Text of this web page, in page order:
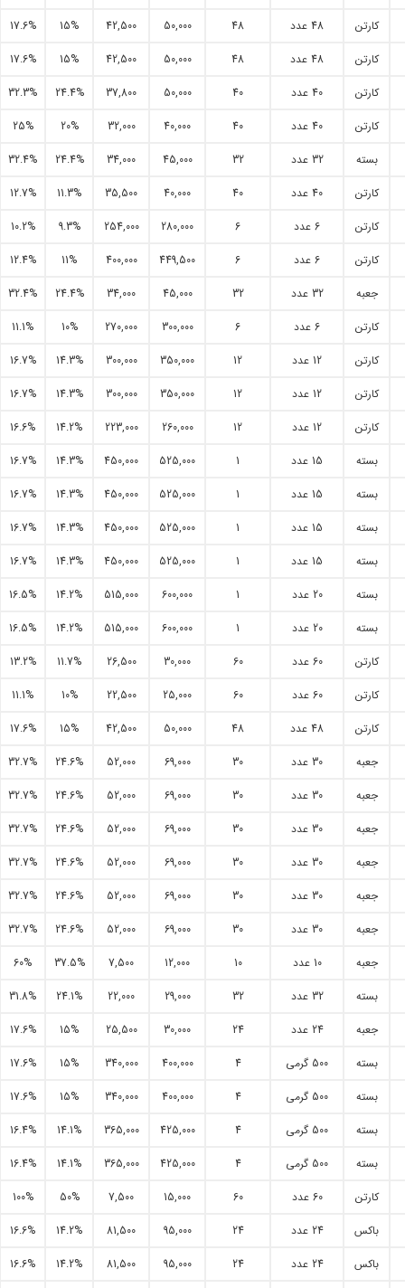
کارتن
48 عدد 48
50,000
42,500
15%
17.6%
کارتن
48 عدد 48
50,000
42,500
15%
17.6%
کارتن
40 عدد 40
50,000
37,800
24.4%
32.3%
کارتن
40 عدد 40
40,000
32,000
20%
25%
بسته
32 عدد 32
45,000
34,000
24.4%
32.4%
کارتن
40 عدد 40
40,000
35,500
11.3%
12.7%
کارتن
6 عدد 6
280,000
254,000
9.3%
10.2%
کارتن
6 عدد 6
449,500
400,000
11%
12.4%
جعبه
32 عدد 32
45,000
34,000
24.4%
32.4%
کارتن
6 عدد 6
300,000
270,000
10%
11.1%
کارتن
12 عدد 12
350,000
300,000
14.3%
16.7%
کارتن
12 عدد 12
350,000
300,000
14.3%
16.7%
کارتن
12 عدد 12
260,000
223,000
14.2%
16.6%
بسته
15 عدد 1
525,000
450,000
14.3%
16.7%
بسته
15 عدد 1
525,000
450,000
14.3%
16.7%
بسته
15 عدد 1
525,000
450,000
14.3%
16.7%
بسته
15 عدد 1
525,000
450,000
14.3%
16.7%
بسته
20 عدد 1
600,000
515,000
14.2%
16.5%
بسته
20 عدد 1
600,000
515,000
14.2%
16.5%
کارتن
60 عدد 60
30,000
26,500
11.7%
13.2%
کارتن
60 عدد 60
25,000
22,500
10%
11.1%
کارتن
48 عدد 48
50,000
42,500
15%
17.6%
جعبه
30 عدد 30
69,000
52,000
24.6%
32.7%
جعبه
30 عدد 30
69,000
52,000
24.6%
32.7%
جعبه
30 عدد 30
69,000
52,000
24.6%
32.7%
جعبه
30 عدد 30
69,000
52,000
24.6%
32.7%
جعبه
30 عدد 30
69,000
52,000
24.6%
32.7%
جعبه
30 عدد 30
69,000
52,000
24.6%
32.7%
جعبه
10 عدد 10
12,000
7,500
37.5%
60%
بسته
32 عدد 32
29,000
22,000
24.1%
31.8%
جعبه
24 عدد 24
30,000
25,500
15%
17.6%
بسته
500 گرمی 4
400,000
340,000
15%
17.6%
بسته
500 گرمی 4
400,000
340,000
15%
17.6%
بسته
500 گرمی 4
425,000
365,000
14.1%
16.4%
بسته
500 گرمی 4
425,000
365,000
14.1%
16.4%
کارتن
60 عدد 60
15,000
7,500
50%
100%
باکس
24 عدد 24
95,000
81,500
14.2%
16.6%
باکس
24 عدد 24
95,000
81,500
14.2%
16.6%